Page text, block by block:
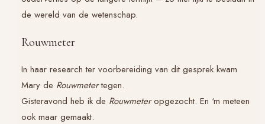
de wereld van de wetenschap.
Rouwmeter
In haar research ter voorbereiding van dit gesprek kwam
Mary de Rouwmetertegen.
Gisteravond heb ik de Rouwmeteropgezocht. En ‘m meteen
ook maar gemaakt.